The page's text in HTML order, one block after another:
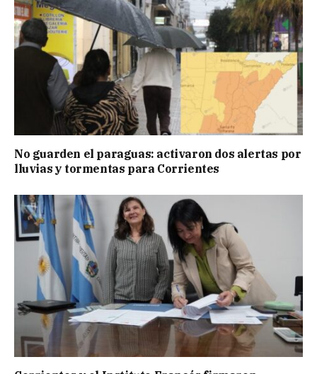
No guarden el paraguas: activaron dos alertas por
lluvias y tormentas para Corrientes